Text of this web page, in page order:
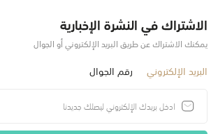
الاشتراك في النشرة الإخبارية
يمكنك الاشتراك عن طريق البريد الإلكتروني أو الجوال
البريد الإلكتروني رقم الجوال